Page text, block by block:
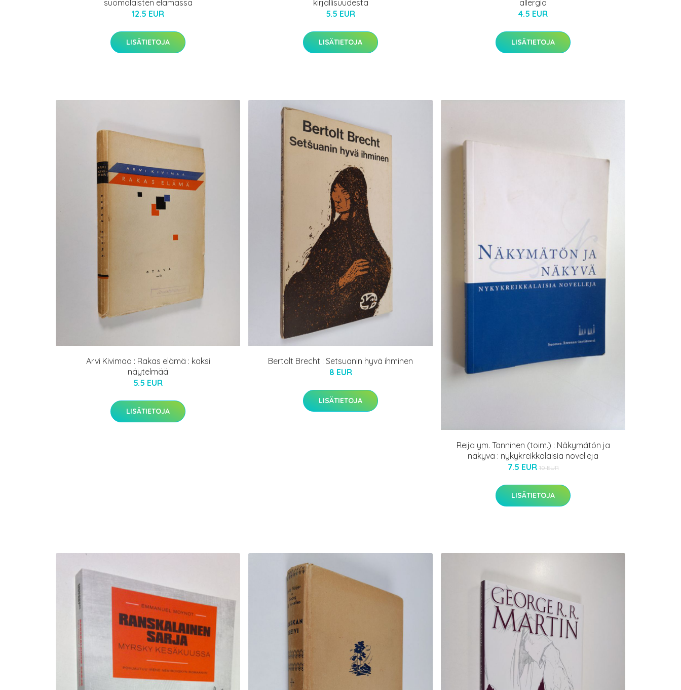
suomalaisten elämässä
12.5 EUR
LISÄTIETOJA
kirjallisuudesta
5.5 EUR
LISÄTIETOJA
allergia
4.5 EUR
LISÄTIETOJA
Arvi Kivimaa : Rakas elämä : kaksi
näytelmää
5.5 EUR
LISÄTIETOJA
Bertolt Brecht : Setsuanin hyvä ihminen
8 EUR
LISÄTIETOJA
Reija ym. Tanninen (toim.) : Näkymätön ja
näkyvä : nykykreikkalaisia novelleja
7.5 EUR 10 EUR
LISÄTIETOJA